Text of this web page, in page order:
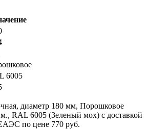
6005
диаметр 180 мм, Порошковое
RAL 6005 (Зеленый мох) с доставкой
по цене 770 руб.